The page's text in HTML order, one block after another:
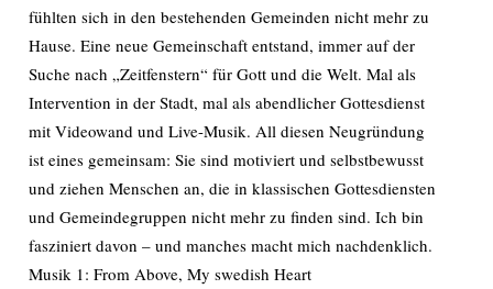
fühlten sich in den bestehenden Gemeinden nicht mehr zu
Hause. Eine neue Gemeinschaft entstand, immer auf der
Suche nach „Zeitfenstern“ für Gott und die Welt. Mal als
Intervention in der Stadt, mal als abendlicher Gottesdienst
mit Videowand und Live-Musik. All diesen Neugründung
ist eines gemeinsam: Sie sind motiviert und selbstbewusst
und ziehen Menschen an, die in klassischen Gottesdiensten
und Gemeindegruppen nicht mehr zu finden sind. Ich bin
fasziniert davon – und manches macht mich nachdenklich.
Musik 1: From Above, My swedish Heart